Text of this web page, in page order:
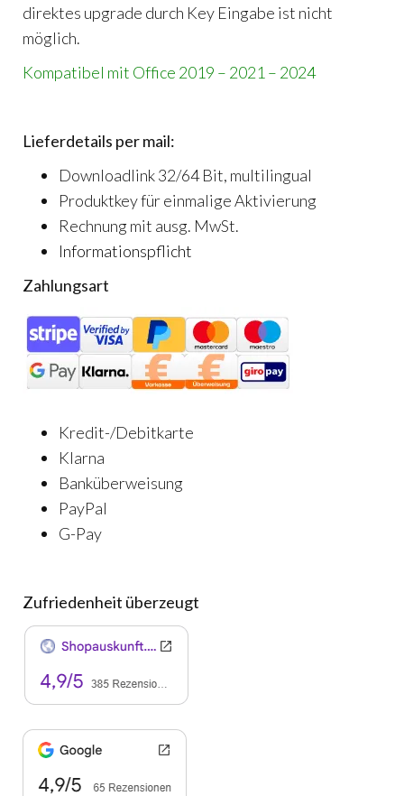
direktes upgrade durch Key Eingabe ist nicht
möglich.
Kompatibel mit Office 2019 – 2021 – 2024
Lieferdetails per mail:
Downloadlink 32/64 Bit, multilingual
Produktkey für einmalige Aktivierung
Rechnung mit ausg. MwSt.
Informationspflicht
Zahlungsart
Kredit-/Debitkarte
Klarna
Banküberweisung
PayPal
G-Pay
Zufriedenheit überzeugt